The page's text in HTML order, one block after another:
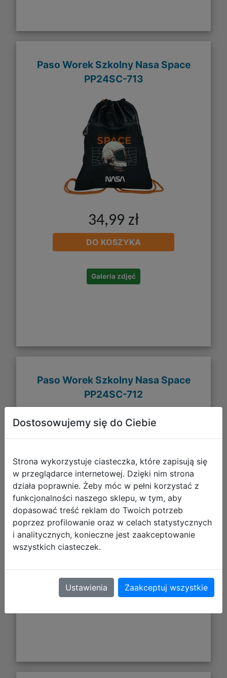
Paso Worek Szkolny Nasa Space
PP24SC-713
34,99 zł
DO KOSZYKA
Galeria zdjęć
Paso Worek Szkolny Nasa Space
PP24SC-712
15,99 zł
Galeria zdjęć
Dostosowujemy się do Ciebie
Strona wykorzystuje ciasteczka, które zapisują się
w przeglądarce internetowej. Dzięki nim strona
działa poprawnie. Żeby móc w pełni korzystać z
funkcjonalności naszego sklepu, w tym, aby
dopasować treść reklam do Twoich potrzeb
poprzez profilowanie oraz w celach statystycznych
i analitycznych, konieczne jest zaakceptowanie
wszystkich ciasteczek.
Ustawienia Zaakceptuj wszystkie